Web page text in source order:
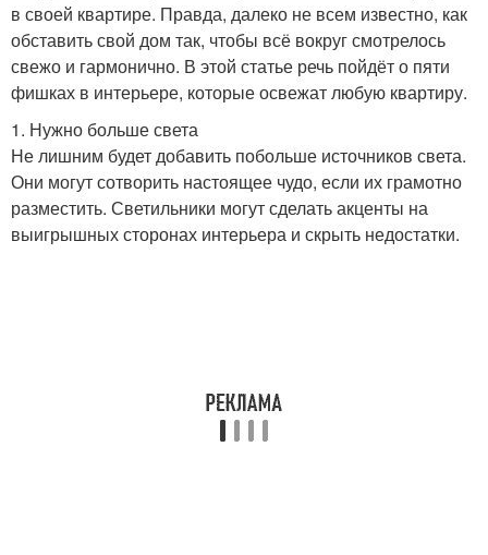
в своей квартире. Правда, далеко не всем известно, как
обставить свой дом так, чтобы всё вокруг смотрелось
свежо и гармонично. В этой статье речь пойдёт о пяти
фишках в интерьере, которые освежат любую квартиру.
1. Нужно больше света
Не лишним будет добавить побольше источников света.
Они могут сотворить настоящее чудо, если их грамотно
разместить. Светильники могут сделать акценты на
выигрышных сторонах интерьера и скрыть недостатки.